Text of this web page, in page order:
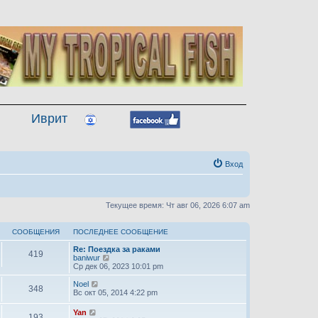
Иврит
Вход
Текущее время: Чт авг 06, 2026 6:07 am
СООБЩЕНИЯ ПОСЛЕДНЕЕ СООБЩЕНИЕ
419
Re: Поездка за раками
baniwur
е
р
й
к
Ср дек 06, 2023 10:01 pm
348 Noel
е
Вс окт 05, 2014 4:22 pm
Yan